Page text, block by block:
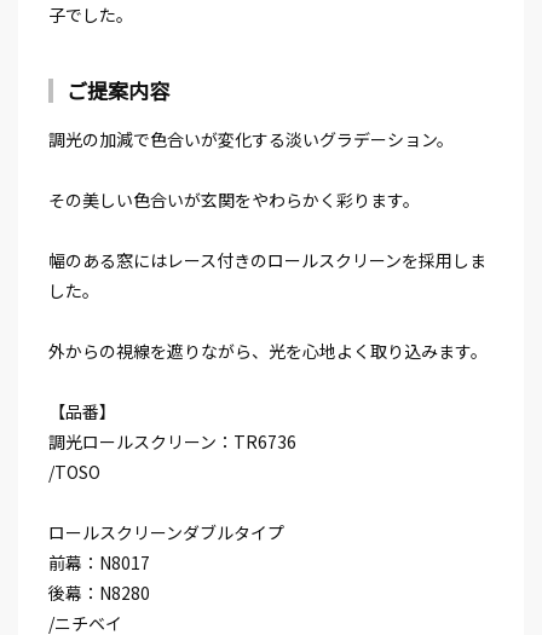
子でした。
ご提案内容
調光の加減で色合いが変化する淡いグラデーション。
その美しい色合いが玄関をやわらかく彩ります。
幅のある窓にはレース付きのロールスクリーンを採用しま
した。
外からの視線を遮りながら、光を心地よく取り込みます。
【品番】
調光ロールスクリーン：TR6736
/TOSO
ロールスクリーンダブルタイプ
前幕：N8017
後幕：N8280
/ニチベイ